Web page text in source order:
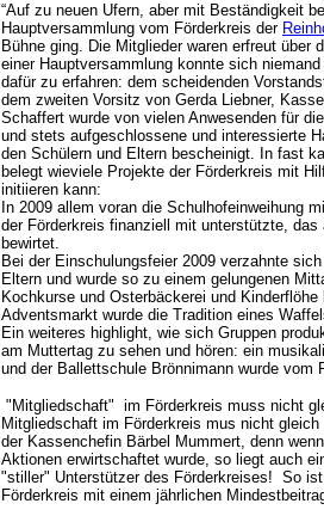
“Auf zu neuen Ufern, aber mit Beständigkeit
Hauptversammlung vom Förderkreis der
Bühne ging. Die Mitglieder waren erfreut über
einer Hauptversammlung konnte sich niemand
dafür zu erfahren: dem scheidenden
dem zweiten Vorsitz von Gerda Liebner,
Schaffert wurde von vielen Anwesenden für
und stets aufgeschlossene und interessierte
den Schülern und Eltern bescheinigt. In fast
belegt wieviele Projekte der Förderkreis mit
initiieren kann:
In 2009 allem voran die Schulhofeinweihung
der Förderkreis finanziell mit unterstützte,
bewirtet.
Bei der Einschulungsfeier 2009 verzahnte
Eltern und wurde so zu einem gelungenen
Kochkurse und Osterbäckerei und
Adventsmarkt wurde die Tradition eines
Ein weiteres highlight, wie sich Gruppen
am Muttertag zu sehen und hören: ein
und der Ballettschule Brönnimann wurde vom
"Mitgliedschaft" im Förderkreis muss nicht
Mitgliedschaft im Förderkreis mus nicht
der Kassenchefin Bärbel Mummert, denn
Aktionen erwirtschaftet wurde, so liegt auch
"stiller" Unterstützer des Förderkreises! So
Förderkreis mit einem jährlichen